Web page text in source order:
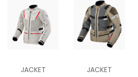
JACKET
JACKET